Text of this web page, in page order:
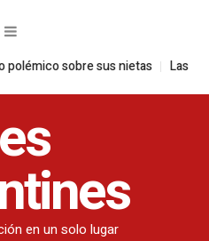
sobre sus nietas Las 5 plantas
en un solo lugar